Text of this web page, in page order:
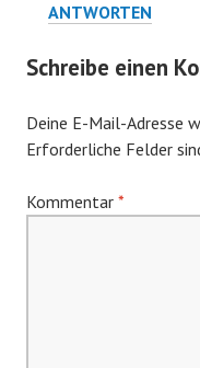
ANTWORTEN
Schreibe einen
Deine E-Mail-Adresse
Erforderliche Felder
Kommentar *